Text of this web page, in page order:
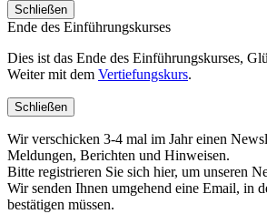
Schließen
Ende des Einführungskurses
Dies ist das Ende des Einführungskurses,
Weiter mit dem Vertiefungskurs.
Schließen
Wir verschicken 3-4 mal im Jahr einen
Meldungen, Berichten und Hinweisen.
Bitte registrieren Sie sich hier, um unseren
Wir senden Ihnen umgehend eine Email, in
bestätigen müssen.